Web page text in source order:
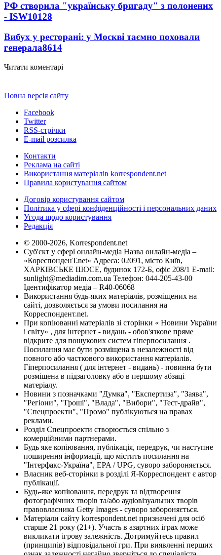
РФ створила "українську бригаду" з полонених
- ISW10128
Вибух у ресторані: у Москві таємно поховали
генерала8614
Читати коментарі
Повна версія сайту
Facebook
Twitter
RSS-стрічки
E-mail розсилка
Контакти
Реклама на сайті
Використання матеріалів korrespondent.net
Правила користування сайтом
Договір користування сайтом
Політика у сфері конфіденційності і персональних даних
Угода щодо користування
Редакція
© 2000-2026, Korrespondent.net
Суб'єкт у сфері онлайн-медіа Назва онлайн-медіа –
«КореспонденТ.net» Адреса: 02091, місто Київ,
ХАРКІВСЬКЕ ШОСЕ, будинок 172-Б, офіс 208/1 E-mail:
sunlight@mediadim.com.ua Телефон: 044-205-43-00
Ідентифікатор медіа – R40-06068
Використання будь-яких матеріалів, розміщених на
сайті, дозволяється за умови посилання на
Корреспондент.net.
При копіюванні матеріалів зі сторінки « Новини України
і світу» , для інтернет - видань - обов'язкове пряме
відкрите для пошукових систем гіперпосилання .
Посилання має бути розміщена в незалежності від
повного або часткового використання матеріалів.
Гіперпосилання ( для інтернет - видань) - повинна бути
розміщена в підзаголовку або в першому абзаці
матеріалу.
Новини з позначками "Думка", "Експертиза", "Заява",
"Регіони", "Гроші", "Влада", "Вибори", "Тест-драйв",
"Спецпроекти", "Промо" публікуються на правах
реклами.
Розділ Спецпроекти створюється спільно з
комерційними партнерами.
Будь яке копіювання, публікація, передрук, чи наступне
поширення інформації, що містить посилання на
"Інтерфакс-Україна", EPA / UPG, суворо забороняється.
Власник веб-сторінки в розділі Я-Корреспондент є автор
публікації.
Будь-яке копіювання, передрук та відтворення
фотографічних творів та/або аудіовізуальних творів
правовласника Getty Images - суворо забороняється.
Матеріали сайту korrespondent.net призначені для осіб
старше 21 року (21+). Участь в азартних іграх може
викликати ігрову залежність. Дотримуйтесь правил
(принципів) відповідальної гри. При виявленні перших